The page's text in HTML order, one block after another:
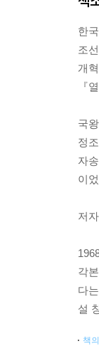
한
조
개
『
국
정
자
이
저
각
다
설
책